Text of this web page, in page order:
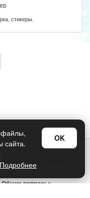
стикеры.
данных
Общие вопросы:
файлы,
сайта.
Подробнее
OK